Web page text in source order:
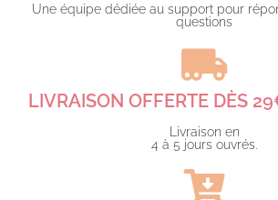
Une équipe dédiée au support pour
questions​
LIVRAISON OFFERTE DÈS
Livraison en
4 à 5 jours ouvrés.​